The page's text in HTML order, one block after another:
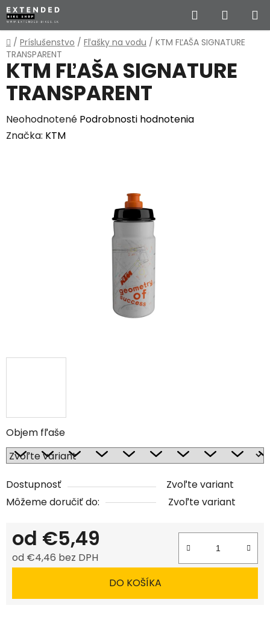
Prejsť
na
obsah
Hľadať
KOŠÍK
Domov
/ Príslušenstvo / Fľašky na vodu / KTM FĽAŠA SIGNATURE
TRANSPARENT
Objem fľaše
Dostupnosť
Zvoľte variant
Môžeme doručiť do:
Zvoľte variant
od €5,49
od €4,46 bez DPH
DO KOŠÍKA
KTM FĽAŠA SIGNATURE
TRANSPARENT
Priemerné
hodnotenie
Neohodnotené Podrobnosti hodnotenia
Značka: KTM